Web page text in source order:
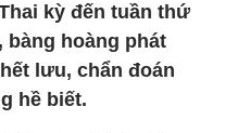
kỳ đến tuần thứ
bàng hoàng phát
lưu, chẩn đoán
hề biết.